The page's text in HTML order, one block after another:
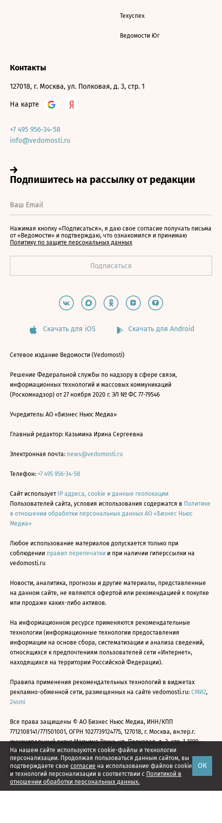
На нашем сайте используются cookie-файлы и технологии
персонализации. Продолжая пользоваться данным сайтом, вы
подтверждаете свое согласие на использование файлов cookie
и технологий персонализации в соответствии с Политикой в
отношении обработки персональных данных.
ОК
Техуспех
Ведомости Юг
Контакты
127018, г. Москва, ул. Полковая, д. 3, стр. 1
На карте
+7 495 956-34-58
info@vedomosti.ru
Нажимая кнопку «Подписаться», я даю свое согласие получать письма
от «Ведомости» и подтверждаю, что ознакомился и принимаю
Политику по защите персональных данных
Скачать для iOS Скачать для Android
Сетевое издание Ведомости (Vedomosti)
Решение Федеральной службы по надзору в сфере связи,
информационных технологий и массовых коммуникаций
(Роскомнадзор) от 27 ноября 2020 г. ЭЛ № ФС 77-79546
Учредитель: АО «Бизнес Ньюс Медиа»
Главный редактор: Казьмина Ирина Сергеевна
Электронная почта: news@vedomosti.ru
Телефон: +7 495 956-34-58
Сайт использует IP адреса, cookie и данные геолокации
Пользователей сайта, условия использования содержатся в Политике
в отношении обработки персональных данных АО «Бизнес Ньюс
Медиа»
Любое использование материалов допускается только при
соблюдении правил перепечатки и при наличии гиперссылки на
vedomosti.ru
Новости, аналитика, прогнозы и другие материалы, представленные
на данном сайте, не являются офертой или рекомендацией к покупке
или продаже каких-либо активов.
На информационном ресурсе применяются рекомендательные
технологии (информационные технологии предоставления
информации на основе сбора, систематизации и анализа сведений,
относящихся к предпочтениям пользователей сети «Интернет»,
находящихся на территории Российской Федерации).
Правила применения рекомендательных технологий в виджетах
рекламно-обменной сети, размещенных на сайте vedomosti.ru: СМИ2,
24smi
Все права защищены © АО Бизнес Ньюс Медиа, ИНН/КПП
7712108141/771501001, ОГРН 1027739124775, 127018, г. Москва, вн.тер.г.
муниципальный округ Марьина Роща, ул. Полковая, д. 3, стр. 1 1999—
2026